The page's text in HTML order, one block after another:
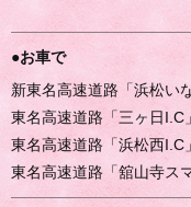
●お車で
新東名高速道路「浜松い
東名高速道路「三ヶ日I.C
東名高速道路「浜松西I.C
東名高速道路「舘山寺ス